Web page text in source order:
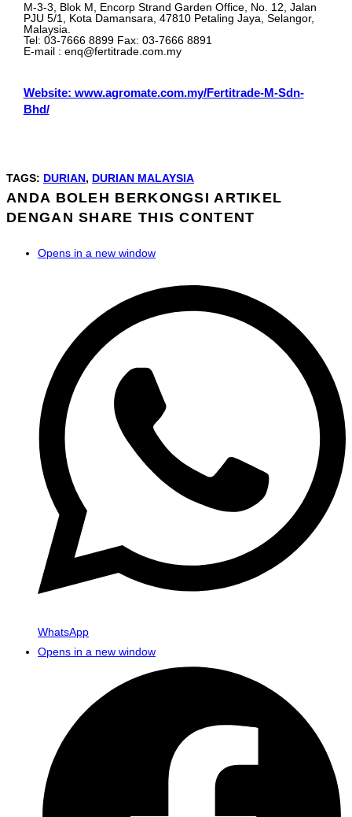
M-3-3, Blok M, Encorp Strand Garden Office, No. 12, Jalan
PJU 5/1, Kota Damansara, 47810 Petaling Jaya, Selangor,
Malaysia.
Tel: 03-7666 8899 Fax: 03-7666 8891
E-mail : enq@fertitrade.com.my
Website: www.agromate.com.my/Fertitrade-M-Sdn-
Bhd/
TAGS: DURIAN, DURIAN MALAYSIA
ANDA BOLEH BERKONGSI ARTIKEL
DENGAN SHARE THIS CONTENT
Opens in a new window
WhatsApp
Opens in a new window